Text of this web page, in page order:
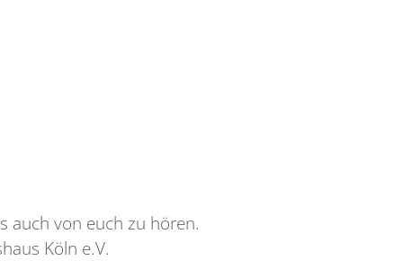
auch von euch zu hören.
Köln e.V.